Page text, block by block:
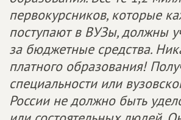
первокурсников, которые
поступают в ВУЗы, должны
за бюджетные средства.
платного образования!
специальности или
России не должно быть